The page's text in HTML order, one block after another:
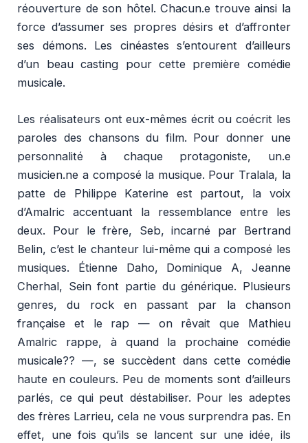
réouverture de son hôtel. Chacun.e trouve ainsi la
force d’assumer ses propres désirs et d’affronter
ses démons. Les cinéastes s’entourent d’ailleurs
d’un beau casting pour cette première comédie
musicale.
Les réalisateurs ont eux-mêmes écrit ou coécrit les
paroles des chansons du film. Pour donner une
personnalité à chaque protagoniste, un.e
musicien.ne a composé la musique. Pour Tralala, la
patte de Philippe Katerine est partout, la voix
d’Amalric accentuant la ressemblance entre les
deux. Pour le frère, Seb, incarné par Bertrand
Belin, c’est le chanteur lui-même qui a composé les
musiques. Étienne Daho, Dominique A, Jeanne
Cherhal, Sein font partie du générique. Plusieurs
genres, du rock en passant par la chanson
française et le rap — on rêvait que Mathieu
Amalric rappe, à quand la prochaine comédie
musicale?? —, se succèdent dans cette comédie
haute en couleurs. Peu de moments sont d’ailleurs
parlés, ce qui peut déstabiliser. Pour les adeptes
des frères Larrieu, cela ne vous surprendra pas. En
effet, une fois qu’ils se lancent sur une idée, ils